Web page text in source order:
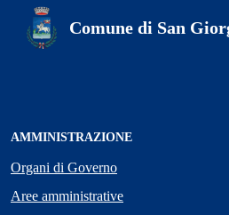
Comune di San
AMMINISTRAZIONE
Organi di Governo
Aree amministrative